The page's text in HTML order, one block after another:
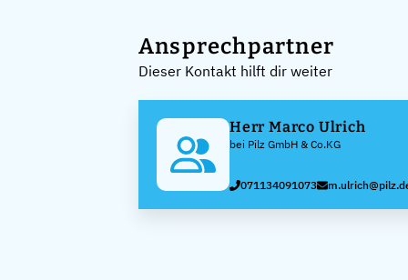
Ansprechpartner
Dieser Kontakt hilft dir weiter
Herr Marco Ulrich
bei Pilz GmbH & Co.KG
071134091073